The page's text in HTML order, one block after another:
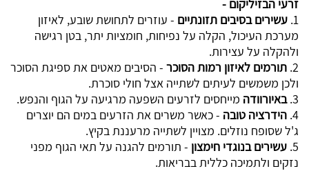
זרעי הבזיליקום -
1. עשירים בסיבים תזונתיים - עוזרים לתחושת שובע, לאיזון
מערכת העיכול, הקלה על נפיחות, חומציות יתר, בטן רגישה
ולהקלה על עצירות.
2. תורמים לאיזון רמות הסוכר - הסיבים מאטים את ספיגת הסוכר
ולכן משמשים לעיתים לשתייה אצל חולי סוכרת.
3. באיורוודה מייחסים לזרעים השפעה מרגיעה על הגוף והנפש.
4. הידרציה טובה - כאשר משרים את הזרעים במים הם יוצרים
ג'ל שסופח נוזלים. מצויין לשתייה מרעננת בקיץ.
5. עשירים בנוגדי חימצון - תורמים להגנה על תאי הגוף מפני
נזקים ולתמיכה כללית בבריאות.